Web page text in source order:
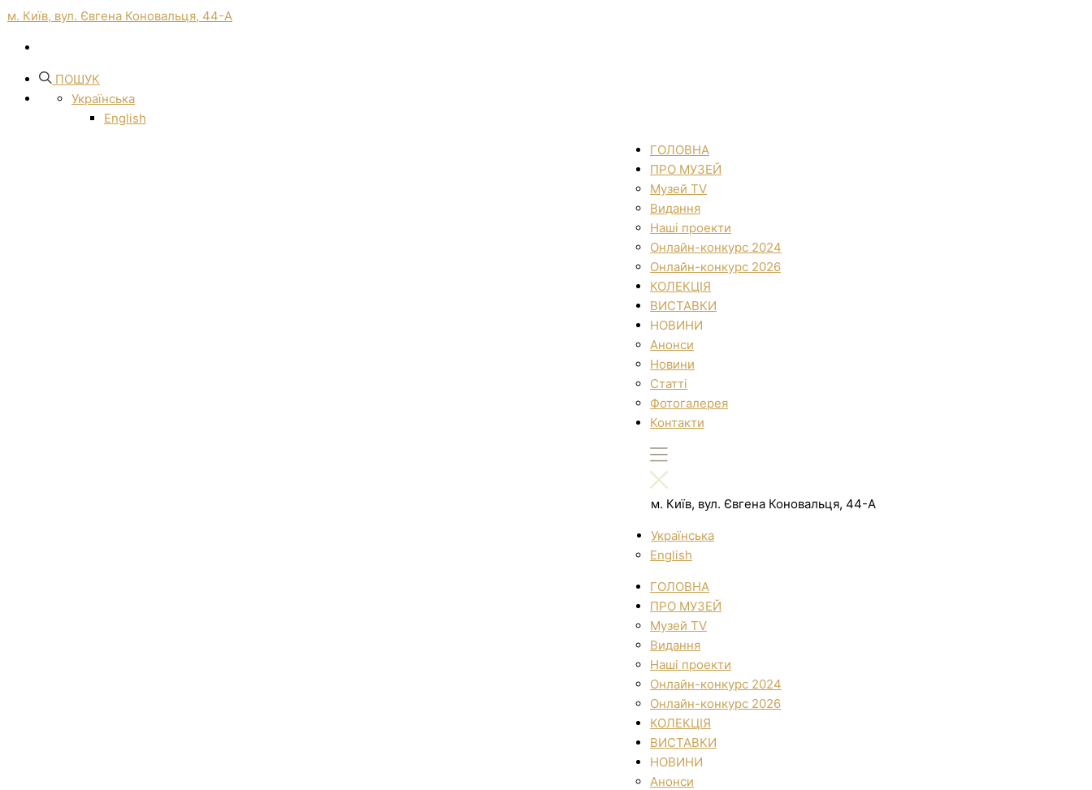
м. Київ, вул. Євгена Коновальця, 44-А
ПОШУК
Українська
English
ГОЛОВНА
ПРО МУЗЕЙ
Музей TV
Видання
Наші проекти
Онлайн-конкурс 2024
Онлайн-конкурс 2026
КОЛЕКЦІЯ
ВИСТАВКИ
НОВИНИ
Анонси
Новини
Статті
Фотогалерея
Контакти
м. Київ, вул. Євгена Коновальця, 44-А
Українська
English
ГОЛОВНА
ПРО МУЗЕЙ
Музей TV
Видання
Наші проекти
Онлайн-конкурс 2024
Онлайн-конкурс 2026
КОЛЕКЦІЯ
ВИСТАВКИ
НОВИНИ
Анонси